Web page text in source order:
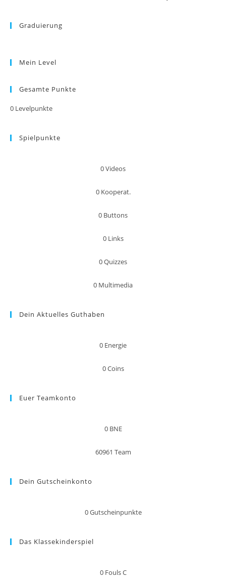
Graduierung
Mein Level
Gesamte Punkte
0 Levelpunkte
Spielpunkte
0Videos
0 Kooperat.
0 Buttons
0 Links
0Quizzes
0 Multimedia
Dein Aktuelles Guthaben
0 Energie
0Coins
Euer Teamkonto
0 BNE
60961 Team
Dein Gutscheinkonto
0Gutscheinpunkte
Das Klassekinderspiel
0 Fouls C